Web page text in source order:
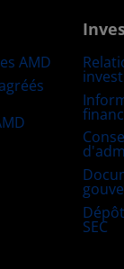
AMD
SEC